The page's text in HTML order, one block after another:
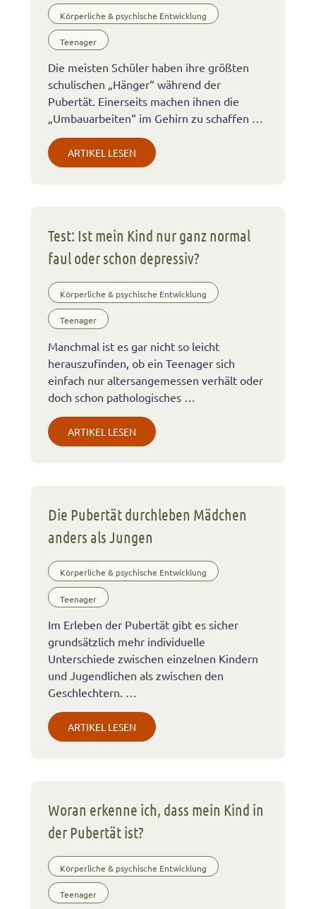
Körperliche & psychische Entwicklung
Teenager
Die meisten Schüler haben ihre größten
schulischen „Hänger“ während der
Pubertät. Einerseits machen ihnen die
„Umbauarbeiten“ im Gehirn zu schaffen …
ARTIKEL LESEN
Test: Ist mein Kind nur ganz normal
faul oder schon depressiv?
Körperliche & psychische Entwicklung
Teenager
Manchmal ist es gar nicht so leicht
herauszufinden, ob ein Teenager sich
einfach nur altersangemessen verhält oder
doch schon pathologisches …
ARTIKEL LESEN
Die Pubertät durchleben Mädchen
anders als Jungen
Körperliche & psychische Entwicklung
Teenager
Im Erleben der Pubertät gibt es sicher
grundsätzlich mehr individuelle
Unterschiede zwischen einzelnen Kindern
und Jugendlichen als zwischen den
Geschlechtern. …
ARTIKEL LESEN
Woran erkenne ich, dass mein Kind in
der Pubertät ist?
Körperliche & psychische Entwicklung
Teenager